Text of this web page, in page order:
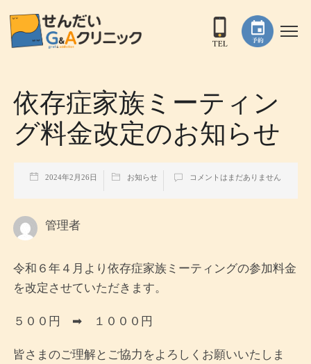
依存症家族ミーティン
グ料金改定のお知らせ
2024年2月26日 お知らせ コメントはまだありません
管理者
令和６年４月より依存症家族ミーティングの参加料金
を改定させていただきます。
５００円 ➡ １０００円
皆さまのご理解とご協力をよろしくお願いいたしま